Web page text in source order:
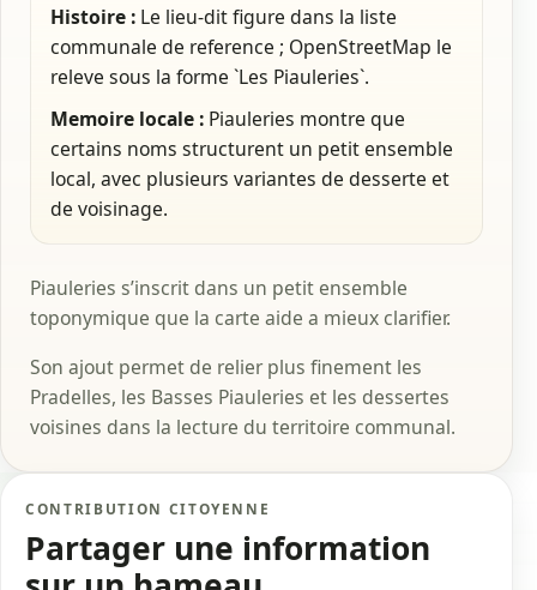
Histoire : Le lieu-dit figure dans la liste
communale de reference ; OpenStreetMap le
releve sous la forme `Les Piauleries`.
Memoire locale : Piauleries montre que
certains noms structurent un petit ensemble
local, avec plusieurs variantes de desserte et
de voisinage.
Piauleries s’inscrit dans un petit ensemble
toponymique que la carte aide a mieux clarifier.
Son ajout permet de relier plus finement les
Pradelles, les Basses Piauleries et les dessertes
voisines dans la lecture du territoire communal.
CONTRIBUTION CITOYENNE
Partager une information